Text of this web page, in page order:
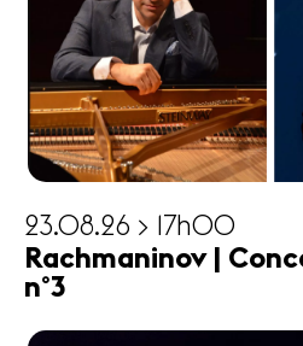
23.08.26 > 17h00
Rachmaninov |
n°3